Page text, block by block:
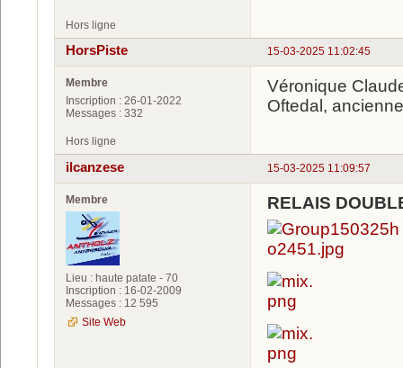
Hors ligne
15-03-2025 11:02:45
HorsPiste
Membre
Inscription : 26-01-2022
Messages : 332
Véronique
Oftedal,
Hors ligne
15-03-2025 11:09:57
ilcanzese
Membre
Lieu : haute patate - 70
Inscription : 16-02-2009
Messages : 12 595
Site Web
RELAIS